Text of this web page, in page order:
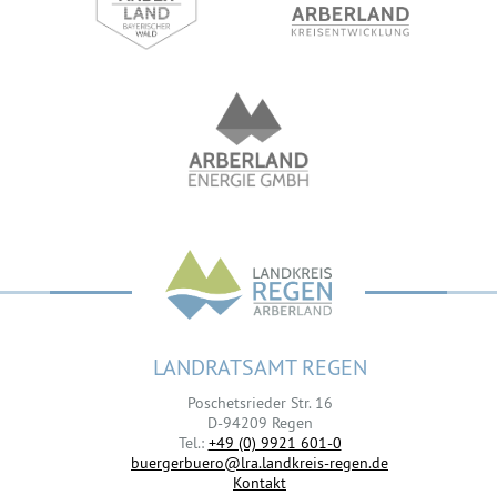
LANDRATSAMT REGEN
Poschetsrieder Str. 16
D-94209 Regen
Tel.: +49 (0) 9921 601-0
buergerbuero@lra.landkreis-regen.de
Kontakt